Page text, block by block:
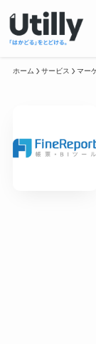
ホーム サービス マー